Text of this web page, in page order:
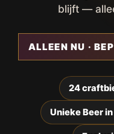
blijft —
ALLEEN NU ·
24
Unieke Beer